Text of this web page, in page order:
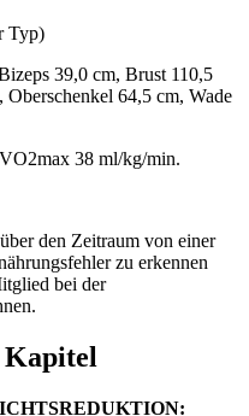
Typ)
39,0 cm, Brust 110,5
64,5 cm, Wade
38 ml/kg/min.
den Zeitraum von einer
zu erkennen
bei der
Kapitel